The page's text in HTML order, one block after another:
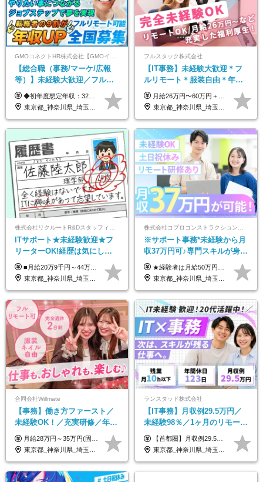
【総合職（事務/マーケ/広報
等）】未経験大歓迎／フルリ
モ可で全国募集！年収アップ
多数★年休最大130日★
◆初年度想定年収：320万円〜840万円 【関東／一都三県】月給24万円〜70万円 【関西・東海地方】月給23万円〜65万円 【その他の地方等】月給22万円〜60万円 ※ご経験・スキル・前職給与などを考慮の上決定いたします。 ◉固定残業代制（固定残業代10,000円含） 固定残業代は7時間分・時間超過分は追加支給 ≪月給例≫ ・月給54万円（29歳／入社3年目） ・月給38万円（26歳／入社2年目） ・月給28万円（24歳／入社1年目） ※試用期間は6ヶ月で、その間の雇用形態は契約社員です。そのほかの条件に変更はありません。
東京都_神奈川県_埼玉県_千葉県_大阪府_愛知県_北海道_青森県_岩手県_宮城県_秋田県_山形県_福島県_茨城県_栃木県_群馬県_新潟県_山梨県_長野県_富山県_石川県_福井県_静岡県_岐阜県_三重県_兵庫県_京都府_滋賀県_奈良県_和歌山県_広島県_岡山県_鳥取県_島根県_山口県_徳島県_香川県_愛媛県_高知県_福岡県_熊本県_佐賀県_長崎県_大分県_宮崎県_鹿児島県_沖縄県
フルスタック株式会社
【IT事務】未経験大歓迎＊フ
ルリモート＊服装自由＊年休
125日以上＊残業なし＊月給26
万円以上
月給26万円〜60万円＋諸手当＋インセンティブ（２種）＋賞与 ★Point 設立から9ヶ月で全社員2万円の昇給実績 ※成果はしっかりと還元いたします！ ★Point 100％年収UPでの待遇提示も可能！ ※経験者であれば、100％年収アップも実現可能です。 ※試用期間最大2ヶ月/月給22万円〜
東京都_神奈川県_埼玉県_千葉県_茨城県
ITサポート★未経験歓迎★フ
リーターOK!経歴は気にしな
くて大丈夫★超大手リクルー
トグループの正社員/sg
■月給20万9千円～44万円 ※経験・能力・前給を考慮の上、決定いたします ※時間外手当100％支給 ※派遣就業先が変更となる場合には、就業規則、労使協定等に基づき賃金が変更となる可能性があります 「とにかく私生活重視」「残業があっても稼ぎたい」といった希望も配属の際に考慮します。 ＜手当＞ ■職務担当手当 ■通勤手当（上限月3万円） ■残業手当（全額支給） ■住宅手当（5割を会社負担／就業規則に定めるところによる） ■扶養手当 ■別居手当 ■資格試験受講料補助（資格ごとに社内規定により決定） ■資格取得奨励金 （資格により2万円～20万円の祝金支給） ◎一例 ・基本情報技術者（5万円） ・プロジェクトマネージャー試験（10万円） ・応用情報技術者試験（10万円） ・ITストラテジスト試験（10万円） ・エンベデッドシステムスペシャリスト試験（10万円） ・ディジタル技術検定（情報1級：10万円、制御1級：10万円、情報2級、制御2級：5万円 ・TOEIC（R）テスト（600～729点：5万円、 730～799点：10万円、800点以上：15万円） など
東京都_神奈川県_埼玉県_千葉県_大阪府_愛知県_青森県_岩手県_宮城県_秋田県_山形県_福島県_茨城県_栃木県_群馬県_山梨県_長野県_福井県_静岡県_岐阜県_三重県_兵庫県_京都府_滋賀県_奈良県_広島県_岡山県_山口県_香川県_福岡県_熊本県_佐賀県_長崎県_大分県_宮崎県_鹿児島県
※サポート事務*未経験から月
収37万円可♪専門スキルが身に
付く！Web面接＆リモート研
修も充実♪/a
★経験者は月給50万円～90万円 【首都圏】 月給30万1230円〜 ⇒基本22万7000円+地域6万4230円+皆勤1万円 【群馬/栃木/茨城】 月給28万1090円〜 ⇒基本23万4000円+地域3万7090円+皆勤1万円 【大阪/京都/兵庫】 月給30万130円〜 ⇒基本23万5000円+地域5万5130円+皆勤1万円 【静岡/愛知/岐阜/三重】 月給28万5840円〜 ⇒基本23万円+地域4万5840円+皆勤1万円 【北海道】 月給25万2960円〜 ⇒基本22万4000円+地域1万8960円+皆勤1万円 【福岡/佐賀/長崎/大分/熊本】 月給25万800円〜 ⇒基本21万8000円+地域2万2800円+皆勤1万円 【宮城/山形/福島】 月給25万580円〜 ⇒基本21万8000円+地域2万2580円+皆勤1万円 【広島/岡山/山口】 月給27万1090円〜 ⇒基本23万4000円+地域2万7090円+皆勤1万円 ※残業代は1分単位で全額支給（みなし残業制度なし） ※上記給与は最低支給額です。経験・能力に応じて決定致します ※試用期間1ヶ月、最大6ヶ月まで延長する可能性あり(条件変更なし) ※今期より新賃金体系へ移行しました。詳細は面接時にご説明します
東京都_神奈川県_埼玉県_大阪府_愛知県_北海道_宮城県_広島県_福岡県
合同会社Willmate
【事務】働き方ファースト／
未経験OK！／充実研修／年休
127日～／残業なし／平均20代
／リモートOK
月給28万円～35万円(固定残業代含む)+インセンティブ＋各種手当 ※経験・能力等を考慮の上、決定します。 ※残業はほとんどありませんが、発生した場合は時間外手当を100％支給します。 【固定残業代について】 なし（残業代は、実際の労働時間に応じて別途全額支給）
東京都_神奈川県_埼玉県_千葉県_大阪府_愛知県_北海道_青森県_岩手県_宮城県_秋田県_山形県_福島県_茨城県_栃木県_群馬県_新潟県_山梨県_長野県_富山県_石川県_福井県_静岡県_岐阜県_三重県_兵庫県_京都府_滋賀県_奈良県_和歌山県_広島県_岡山県_鳥取県_島根県_山口県_徳島県_香川県_愛媛県_高知県_福岡県_熊本県_佐賀県_長崎県_大分県_宮崎県_鹿児島県_沖縄県_海外
ランスタッド株式会社
【IT事務】月収例29.5万円／
未経験98％／1ヶ月のリモート
研修／既卒・第二新卒歓迎／
年間休日123日/OW
【首都圏】月収例29.5万円（月給26万円＋諸手当） 【東海・関西】月収例28.5万円（月給25万円＋諸手当） 【九州】月収例26万円（月給23万円＋諸手当） ※経験・スキル・前職給与を踏まえ、総合的に判断して決定します。 例：首都圏 月収例31万円（月給27万円＋諸手当） ◆各種手当 ・通勤手当（上限4万円まで） ・残業代手当（1分単位で全額支給） ※固定残業代制は採用しておりません ・資格取得支援 ◆昇給：年1回 ◆補足 ・研修中1ヶ月間は、時給1670円となります。 ・試用期間6ヶ月あり。その間の待遇に変更はありません。 ※詳細は面接時にご案内します。
東京都_神奈川県_埼玉県_千葉県_大阪府_愛知県_兵庫県_京都府_福岡県